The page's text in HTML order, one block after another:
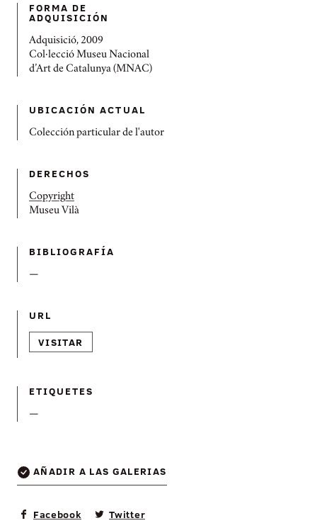
FORMA DE
ADQUISICIÓN
Adquisició, 2009
Col·lecció Museu Nacional
d’Art de Catalunya (MNAC)
UBICACIÓN ACTUAL
Colección particular de l'autor
DERECHOS
Copyright
Museu Vilà
BIBLIOGRAFÍ­A
—
URL
VISITAR
ETIQUETES
—
AÑADIR A LAS GALERIAS
Facebook Twitter